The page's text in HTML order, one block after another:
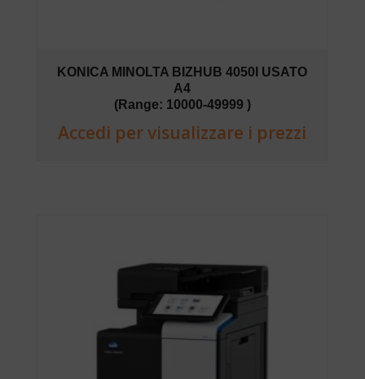
KONICA MINOLTA BIZHUB 4050I USATO
A4
(Range: 10000-49999 )
Accedi per visualizzare i prezzi